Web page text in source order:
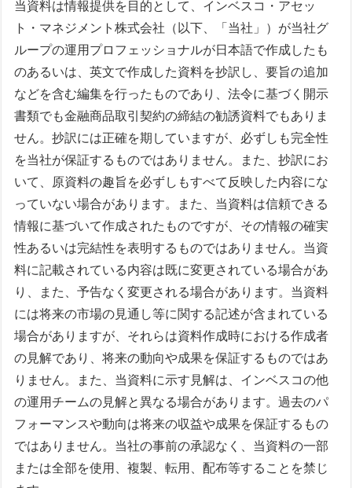
当資料は情報提供を目的として、インベスコ・アセッ
ト・マネジメント株式会社（以下、「当社」）が当社グ
ループの運用プロフェッショナルが日本語で作成したも
のあるいは、英文で作成した資料を抄訳し、要旨の追加
などを含む編集を行ったものであり、法令に基づく開示
書類でも金融商品取引契約の締結の勧誘資料でもありま
せん。抄訳には正確を期していますが、必ずしも完全性
を当社が保証するものではありません。また、抄訳にお
いて、原資料の趣旨を必ずしもすべて反映した内容にな
っていない場合があります。また、当資料は信頼できる
情報に基づいて作成されたものですが、その情報の確実
性あるいは完結性を表明するものではありません。当資
料に記載されている内容は既に変更されている場合があ
り、また、予告なく変更される場合があります。当資料
には将来の市場の見通し等に関する記述が含まれている
場合がありますが、それらは資料作成時における作成者
の見解であり、将来の動向や成果を保証するものではあ
りません。また、当資料に示す見解は、インベスコの他
の運用チームの見解と異なる場合があります。過去のパ
フォーマンスや動向は将来の収益や成果を保証するもの
ではありません。当社の事前の承認なく、当資料の一部
または全部を使用、複製、転用、配布等することを禁じ